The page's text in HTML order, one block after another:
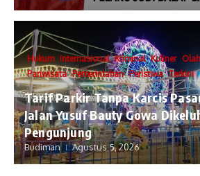
Hukum Internasional Kriminal Kuliner
Pariwisata Pemerintahan Peristiwa Terkini
Tarif Parkir Tanpa Karcis
Jalan Yusuf Bauty Gowa
Pengunjung
Budiman Agustus 5, 2026